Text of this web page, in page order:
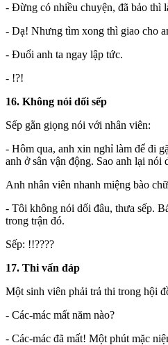
- Đừng có nhiều chuyện, đã bảo thì
- Dạ! Nhưng tìm xong thì giao cho
- Đuổi anh ta ngay lập tức.
- !?!
16. Không nói dối sếp
Sếp gằn giọng nói với nhân viên:
- Hôm qua, anh xin nghỉ làm để đi
anh ở sân vận động. Sao anh lại nói
Anh nhân viên nhanh miệng bào
- Tôi không nói dối đâu, thưa sếp.
trong trận đó.
Sếp: !!????
17. Thi vấn đáp
Một sinh viên phải trả thi trong hội
- Các-mác mất năm nào?
- Các-mác đã mất! Một phút mặc